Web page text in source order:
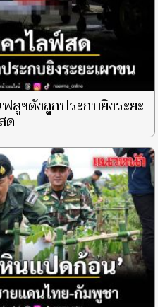
ลูฯดังถูกประกบยิงระยะ
ด